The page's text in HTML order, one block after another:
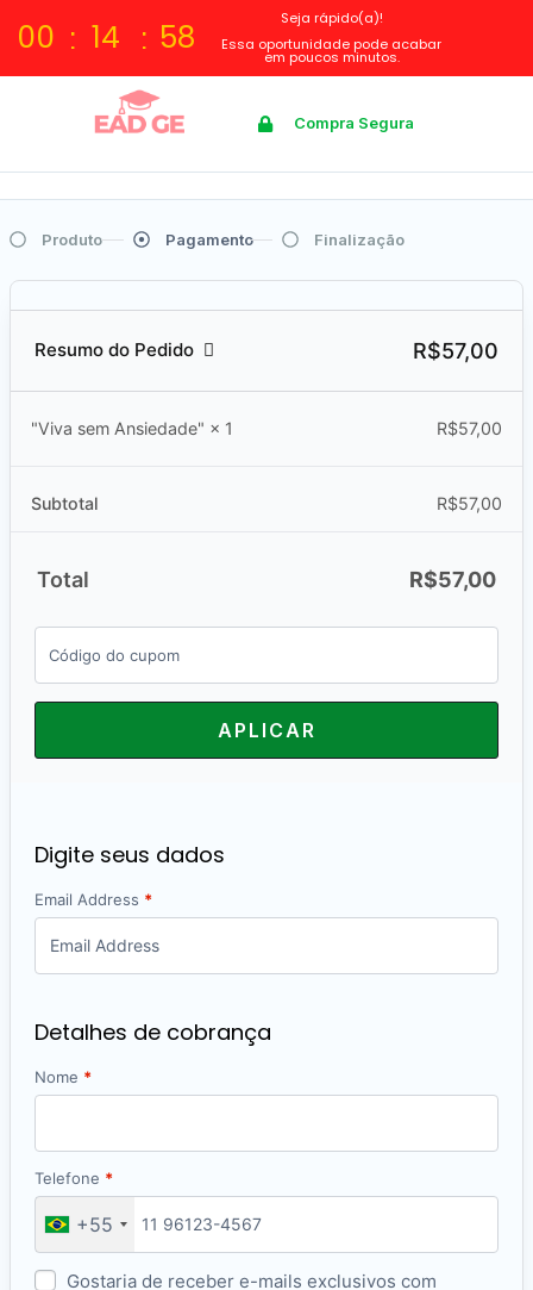
00 14 57
Seja rápido(a)!
Essa oportunidade pode acabar
em poucos minutos.
Compra Segura
Produto Pagamento Finalização
Resumo do Pedido R$57,00
"Viva sem Ansiedade" × 1 R$57,00
Subtotal R$57,00
Total R$57,00
APLICAR
Digite seus dados
Email Address *
Detalhes de cobrança
Nome *
Telefone *
+55
Gostaria de receber e-mails exclusivos com